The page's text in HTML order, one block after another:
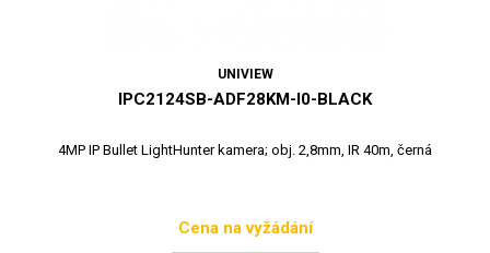
UNIVIEW
IPC2124SB-ADF28KM-I0-BLACK
4MP IP Bullet LightHunter kamera; obj. 2,8mm, IR 40m, černá
Cena
Cena na vyžádání